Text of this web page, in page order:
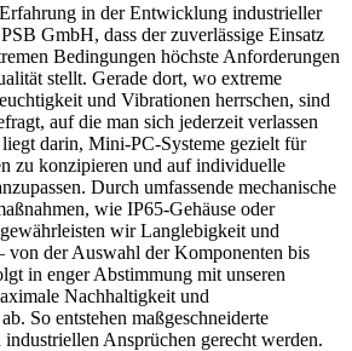
in der Entwicklung industrieller
GmbH, dass der zuverlässige Einsatz
Bedingungen höchste Anforderungen
stellt. Gerade dort, wo extreme
und Vibrationen herrschen, sind
auf die man sich jederzeit verlassen
darin, Mini-PC-Systeme gezielt für
zu konzipieren und auf individuelle
Durch umfassende mechanische
wie IP65-Gehäuse oder
wir Langlebigkeit und
von der Auswahl der Komponenten bis
in enger Abstimmung mit unseren
Nachhaltigkeit und
So entstehen maßgeschneiderte
Ansprüchen gerecht werden.